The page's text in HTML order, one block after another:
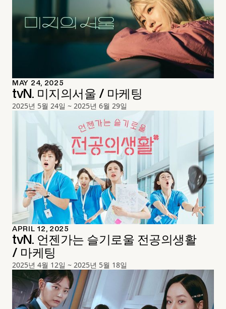
MAY 24, 2025
tvN. 미지의서울 / 마케팅
2025년 5월 24일 ~ 2025년 6월 29일
APRIL 12, 2025
tvN. 언젠가는 슬기로울 전공의생활
/ 마케팅
2025년 4월 12일 ~ 2025년 5월 18일